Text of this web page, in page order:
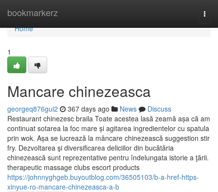
bookmarkerz
Home
Home
1
Mancare chinezeasca
georgeq876gui2 367 days ago News
Discuss
Restaurant chinezesc braila Toate acestea lasă zeamă așa că am
continuat sotarea la foc mare și agitarea ingredientelor cu spatula
prin wok. Așa se lucrează la mâncare chinezească suggestion stir
fry. Dezvoltarea şi diversificarea deliciilor din bucătăria
chinezească sunt reprezentative pentru îndelungata istorie a ţării.
therapeutic massage clubs escort products
https://johnnyghgeb.buyoutblog.com/36505103/b-a-href-https-
xinyue-ro-mancare-chinezeasca-a-b